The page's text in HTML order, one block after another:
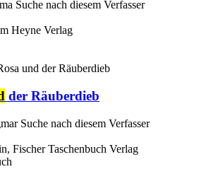
Suche nach diesem Verfasser
Heyne Verlag
der Räuberdieb
Suche nach diesem Verfasser
Fischer Taschenbuch Verlag